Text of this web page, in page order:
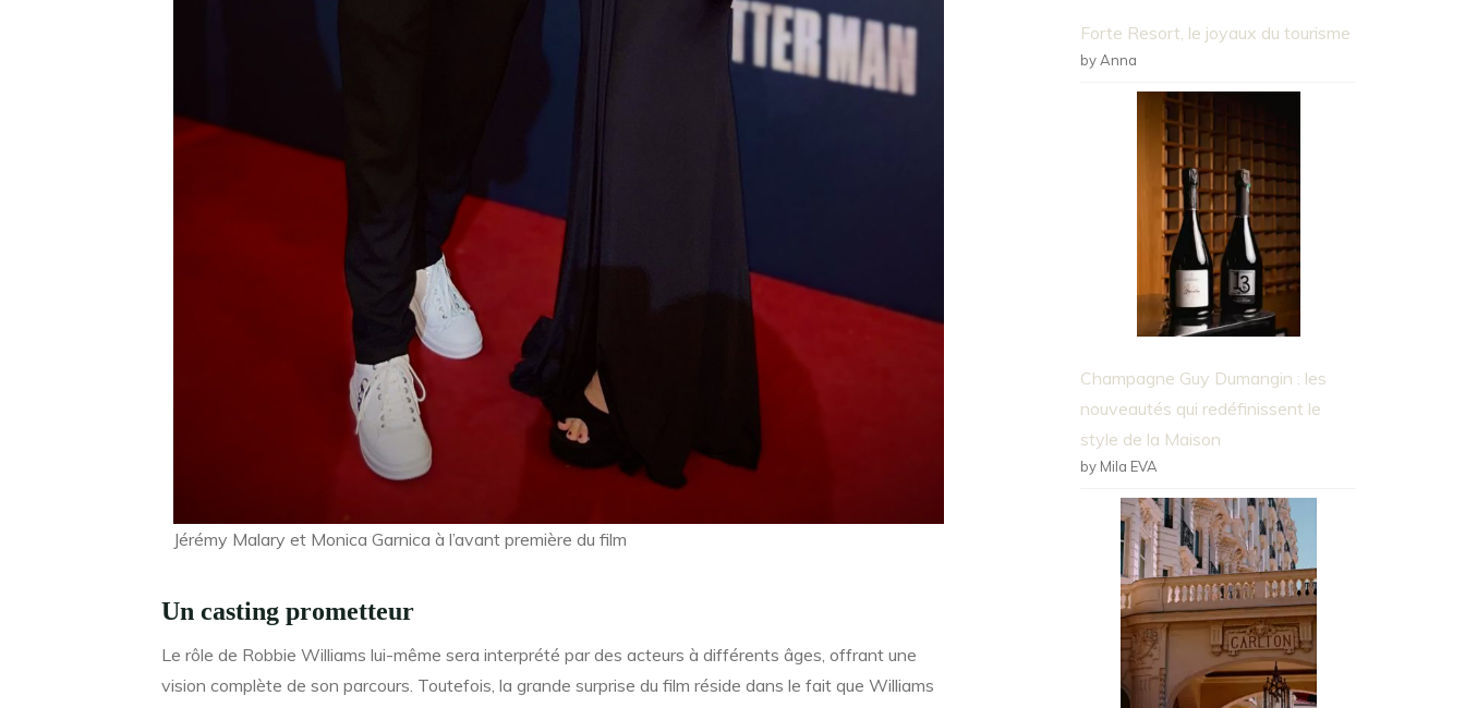
Jérémy Malary et Monica Garnica à l’avant première du film
Un casting prometteur
Le rôle de Robbie Williams lui-même sera interprété par des acteurs à différents âges, offrant une
vision complète de son parcours. Toutefois, la grande surprise du film réside dans le fait que Williams
Forte Resort, le joyaux du tourisme
by Anna
Champagne Guy Dumangin : les
nouveautés qui redéfinissent le
style de la Maison
by Mila EVA